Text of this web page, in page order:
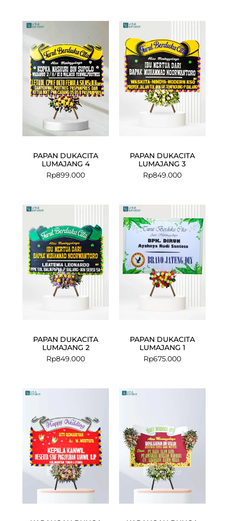
PAPAN DUKACITA
LUMAJANG 4
Rp899.000
PAPAN DUKACITA
LUMAJANG 3
Rp849.000
PAPAN DUKACITA
LUMAJANG 2
Rp849.000
PAPAN DUKACITA
LUMAJANG 1
Rp675.000